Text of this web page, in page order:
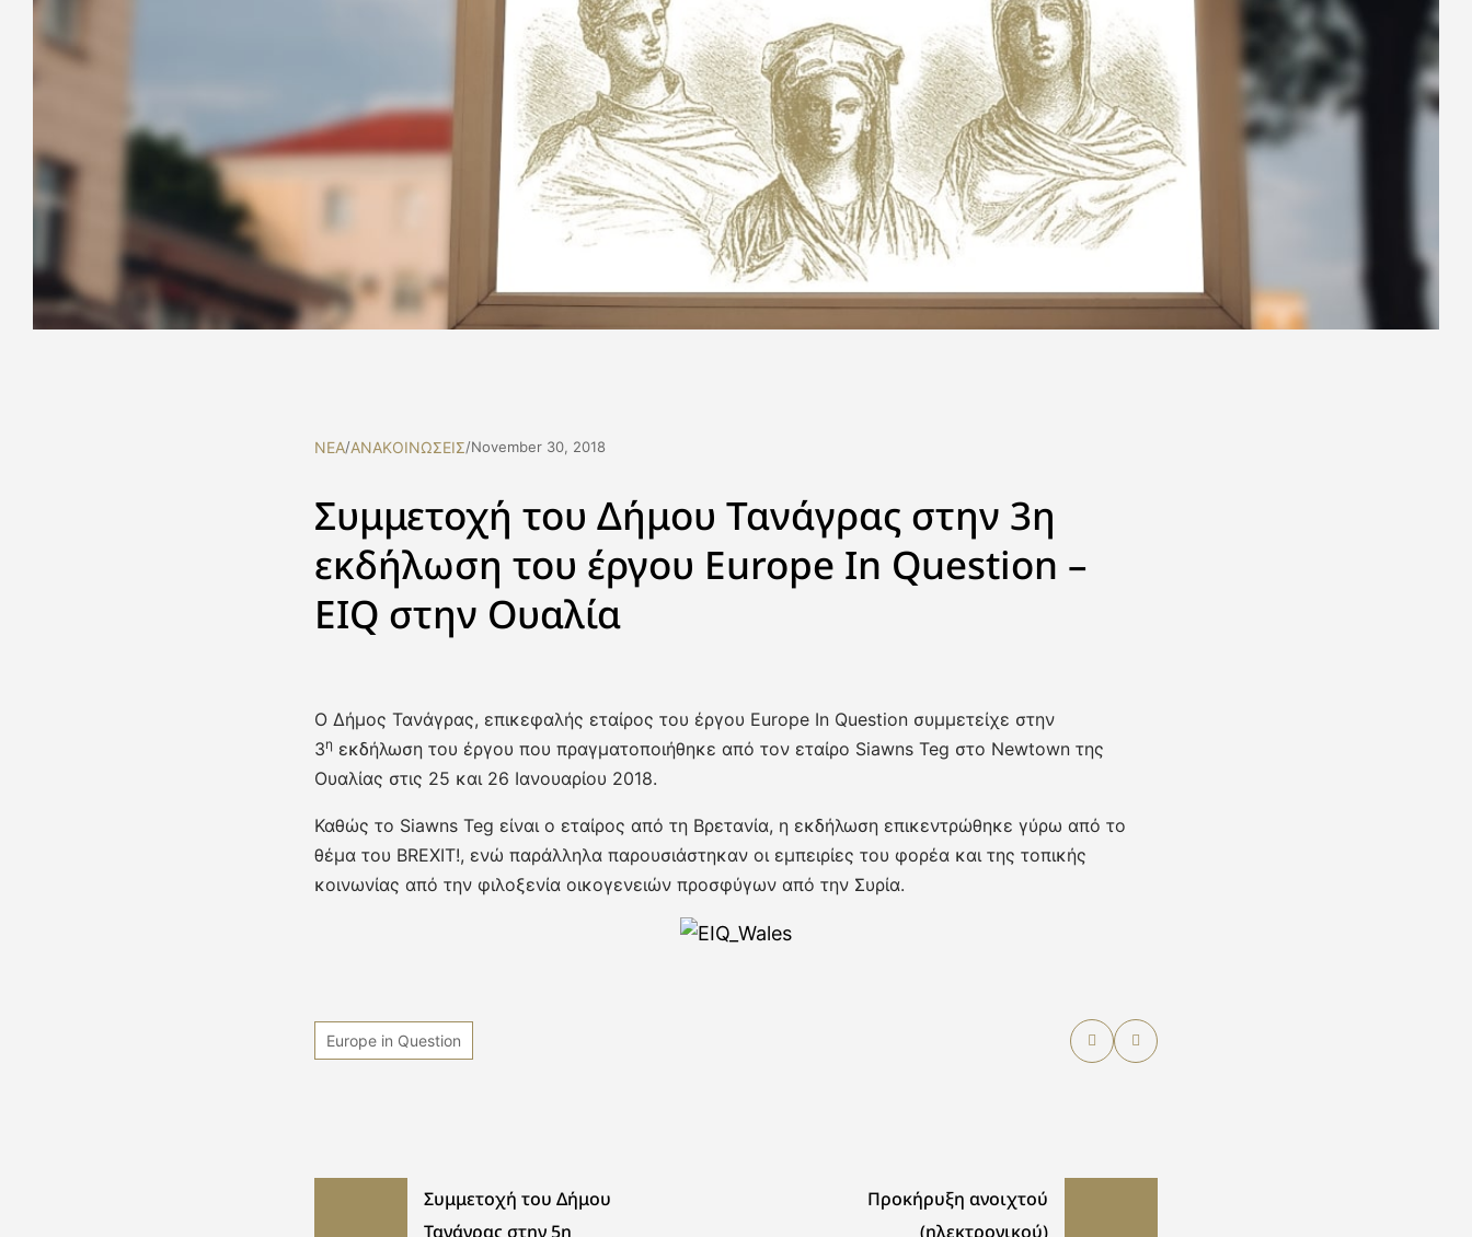
NEA/ΑΝΑΚΟΙΝΩΣΕΙΣ/November 30, 2018
Συμμετοχή του Δήμου Τανάγρας στην 3η
εκδήλωση του έργου Europe In Question –
EIQ στην Ουαλία
Ο Δήμος Τανάγρας, επικεφαλής εταίρος του έργου Europe In Question συμμετείχε στην
3η εκδήλωση του έργου που πραγματοποιήθηκε από τον εταίρο Siawns Teg στο Newtown της
Ουαλίας στις 25 και 26 Ιανουαρίου 2018.
Καθώς το Siawns Teg είναι ο εταίρος από τη Βρετανία, η εκδήλωση επικεντρώθηκε γύρω από το
θέμα του BREXIT!, ενώ παράλληλα παρουσιάστηκαν οι εμπειρίες του φορέα και της τοπικής
κοινωνίας από την φιλοξενία οικογενειών προσφύγων από την Συρία.
Europe in Question
Συμμετοχή του Δήμου
Τανάγρας στην 5η
Προκήρυξη ανοιχτού
(ηλεκτρονικού)